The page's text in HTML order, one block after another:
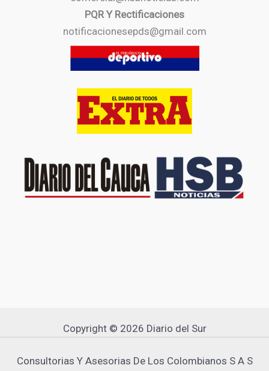
PQR Y Rectificaciones
notificacionesepds@gmail.com
Copyright © 2026 Diario del Sur
Consultorias Y Asesorias De Los Colombianos S A S